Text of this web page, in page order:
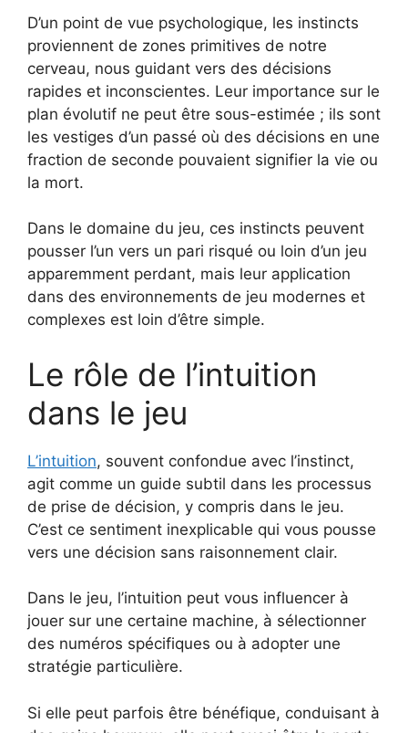
D’un point de vue psychologique, les instincts
proviennent de zones primitives de notre
cerveau, nous guidant vers des décisions
rapides et inconscientes. Leur importance sur le
plan évolutif ne peut être sous-estimée ; ils sont
les vestiges d’un passé où des décisions en une
fraction de seconde pouvaient signifier la vie ou
la mort.
Dans le domaine du jeu, ces instincts peuvent
pousser l’un vers un pari risqué ou loin d’un jeu
apparemment perdant, mais leur application
dans des environnements de jeu modernes et
complexes est loin d’être simple.
Le rôle de l’intuition
dans le jeu
L’intuition, souvent confondue avec l’instinct,
agit comme un guide subtil dans les processus
de prise de décision, y compris dans le jeu.
C’est ce sentiment inexplicable qui vous pousse
vers une décision sans raisonnement clair.
Dans le jeu, l’intuition peut vous influencer à
jouer sur une certaine machine, à sélectionner
des numéros spécifiques ou à adopter une
stratégie particulière.
Si elle peut parfois être bénéfique, conduisant à